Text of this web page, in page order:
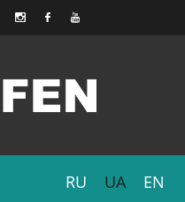
RU UA EN